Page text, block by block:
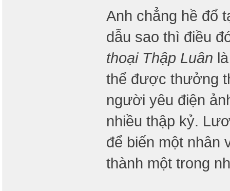
Anh chẳng hề đổ
dẫu sao thì điều
thoại Thập Luân
thể được thưởng
người yêu điện
nhiều thập kỷ.
để biến một nhân
thành một trong